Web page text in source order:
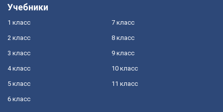
Учебники
1 класс
2 класс
3 класс
4 класс
5 класс
6 класс
7 класс
8 класс
9 класс
10 класс
11 класс